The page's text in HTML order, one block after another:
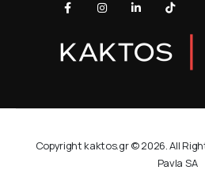
Copyright kaktos.gr © 2026. All
Pavla SA